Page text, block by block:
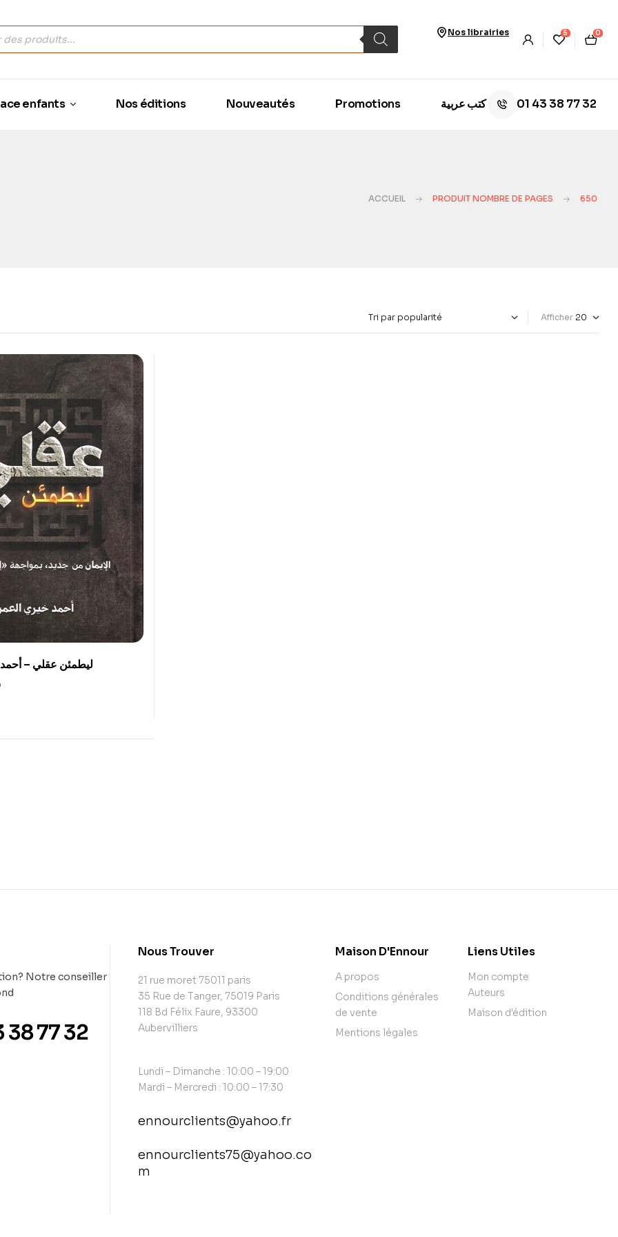
Nos librairies 5 0
enfants Nos éditions Nouveautés Promotions كتب عربية 01 43 38 77 32
ACCUEIL PRODUIT NOMBRE DE PAGES 650
Afficher
ليطمئن عقلي –
Notre conseiller
38 77 32
Nous Trouver
21 rue moret 75011 paris
35 Rue de Tanger, 75019 Paris
118 Bd Félix Faure, 93300
Aubervilliers
Lundi – Dimanche : 10:00 – 19:00
Mardi – Mercredi : 10:00 – 17:30
ennourclients@yahoo.fr
ennourclients75@yahoo.co
m
Maison D'Ennour
A propos
Conditions générales
de vente
Mentions légales
Liens Utiles
Mon compte
Auteurs
Maison d'édition